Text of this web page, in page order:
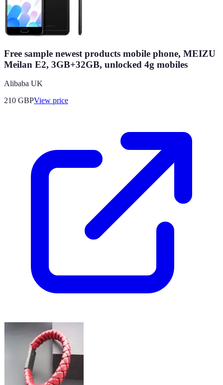
Free sample newest products mobile phone, MEIZU
Meilan E2, 3GB+32GB, unlocked 4g mobiles
Alibaba UK
210 GBPView price